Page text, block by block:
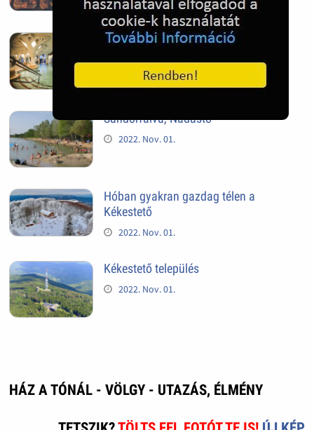
Hagymatikum | Makó fürdő
2022. Nov. 01.
Sándorfalva, Nádastó
2022. Nov. 01.
Hóban gyakran gazdag télen a
Kékestető
2022. Nov. 01.
Kékestető település
2022. Nov. 01.
HÁZ A TÓNÁL - VÖLGY - UTAZÁS, ÉLMÉNY